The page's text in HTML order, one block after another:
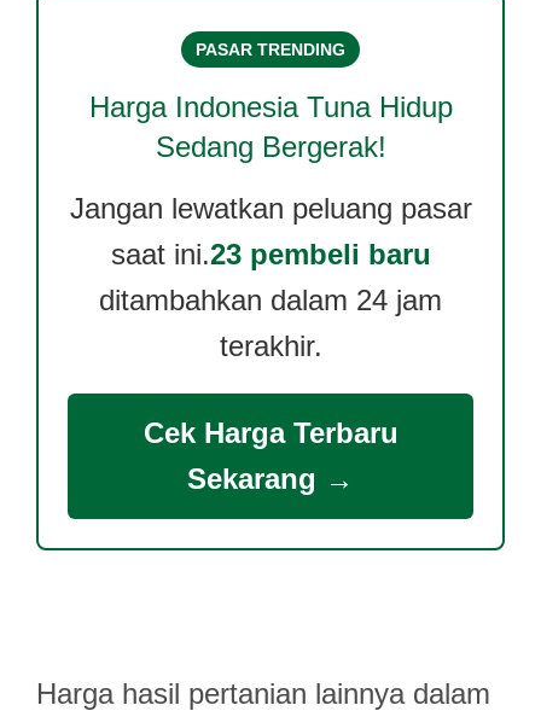
PASAR TRENDING
Harga Indonesia Tuna Hidup
Sedang Bergerak!
Jangan lewatkan peluang pasar
saat ini.23 pembeli baru
ditambahkan dalam 24 jam
terakhir.
Cek Harga Terbaru
Sekarang →
Harga hasil pertanian lainnya dalam